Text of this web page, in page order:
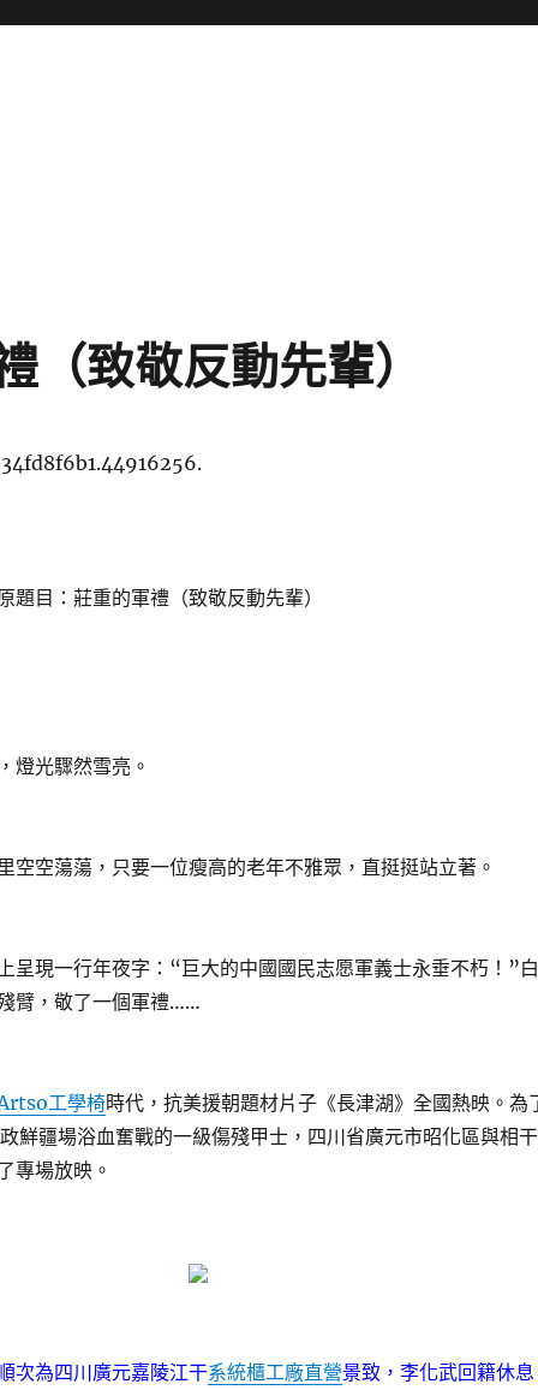
（致敬反動先輩）
：莊重的軍禮（致敬反動先輩）
光驟然雪亮。
空蕩蕩，只要一位瘦高的老年不雅眾，直挺挺站立著。
現一行年夜字：“巨大的中國國民志愿軍義士永垂不朽！”白
臂，敬了一個軍禮……
工學椅時代，抗美援朝題材片子《長津湖》全國熱映。為
鮮疆場浴血奮戰的一級傷殘甲士，四川省廣元市昭化區與相干
專場放映。
為四川廣元嘉陵江干系統櫃工廠直營景致，李化武回籍休息